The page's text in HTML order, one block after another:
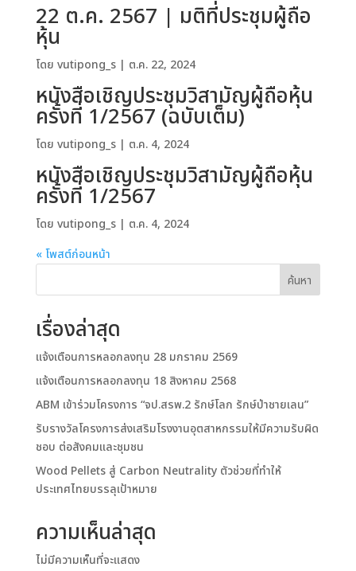
22 ต.ค. 2567 | มติที่ประชุมผู้ถือ
หุ้น
โดย vutipong_s| ต.ค. 22, 2024
หนังสือเชิญประชุมวิสามัญผู้ถือหุ้น
ครั้งที่ 1/2567 (ฉบับเต็ม)
โดย vutipong_s| ต.ค. 4, 2024
หนังสือเชิญประชุมวิสามัญผู้ถือหุ้น
ครั้งที่ 1/2567
โดย vutipong_s| ต.ค. 4, 2024
« โพสต์ก่อนหน้า
ค้นหา
เรื่องล่าสุด
แจ้งเตือนการหลอกลงทุน 28 มกราคม 2569
แจ้งเตือนการหลอกลงทุน 18 สิงหาคม 2568
ABM เข้าร่วมโครงการ “จป.สรพ.2 รักษ์โลก รักษ์ป่าชายเลน”
รับรางวัลโครงการส่งเสริมโรงงานอุตสาหกรรมให้มีความรับผิด
ชอบ ต่อสังคมและชุมชน
Wood Pellets สู่ Carbon Neutrality ตัวช่วยที่ทำให้
ประเทศไทยบรรลุเป้าหมาย
ความเห็นล่าสุด
ไม่มีความเห็นที่จะแสดง